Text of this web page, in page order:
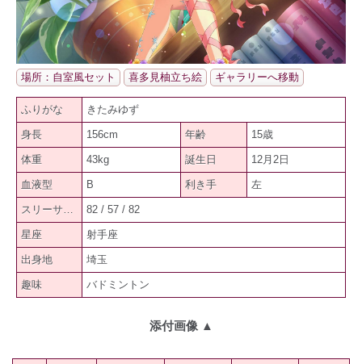
場所：自室風セット 喜多見柚立ち絵 ギャラリーへ移動
ふりがな きたみゆず
身長 156cm 年齢 15歳
体重 43kg 誕生日 12月2日
血液型 B 利き手 左
スリーサイズ 82 / 57 / 82
星座 射手座
出身地 埼玉
趣味 バドミントン
添付画像 ▲